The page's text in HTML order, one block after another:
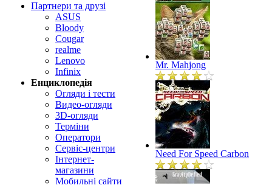
Партнери та друзі
ASUS
Bloody
Cougar
realme
Lenovo
Infinix
Енциклопедія
Огляди і тести
Видео-огляди
3D-огляди
Терміни
Оператори
Сервіс-центри
Інтернет-
магазини
Мобильні сайти
Mr. Mahjong
Need For Speed Carbon